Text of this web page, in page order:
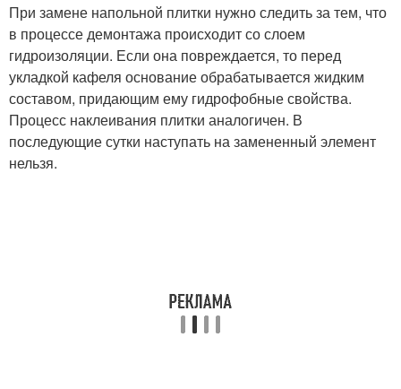
При замене напольной плитки нужно следить за тем, что
в процессе демонтажа происходит со слоем
гидроизоляции. Если она повреждается, то перед
укладкой кафеля основание обрабатывается жидким
составом, придающим ему гидрофобные свойства.
Процесс наклеивания плитки аналогичен. В
последующие сутки наступать на замененный элемент
нельзя.